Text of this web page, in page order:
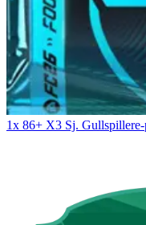
1x 86+ X3 Sj.